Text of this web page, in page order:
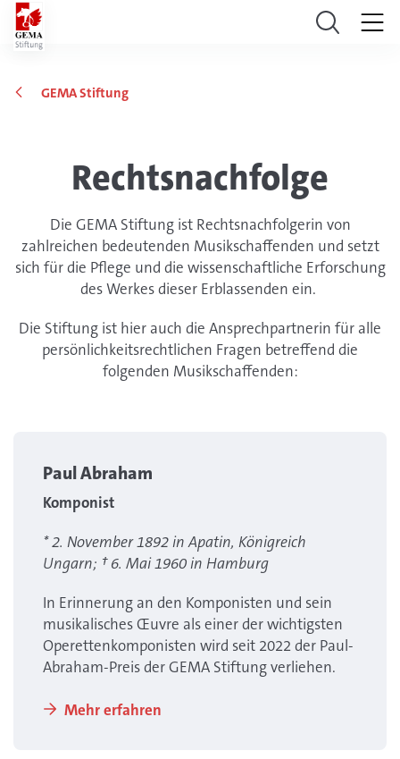
GEMA Stiftung
Rechtsnachfolge
Die GEMA Stiftung ist Rechtsnachfolgerin von
zahlreichen bedeutenden Musikschaffenden und setzt
sich für die Pflege und die wissenschaftliche Erforschung
des Werkes dieser Erblassenden ein.
Die Stiftung ist hier auch die Ansprechpartnerin für alle
persönlichkeitsrechtlichen Fragen betreffend die
folgenden Musikschaffenden:
Paul Abraham
Komponist
* 2. November 1892 in Apatin, Königreich
Ungarn; † 6. Mai 1960 in Hamburg
In Erinnerung an den Komponisten und sein
musikalisches Œuvre als einer der wichtigsten
Operettenkomponisten wird seit 2022 der Paul-
Abraham-Preis der GEMA Stiftung verliehen.
Mehr erfahren